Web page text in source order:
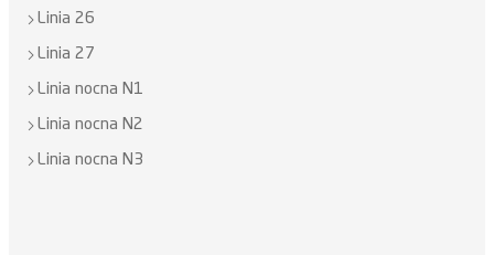
Linia 26
Linia 27
Linia nocna N1
Linia nocna N2
Linia nocna N3